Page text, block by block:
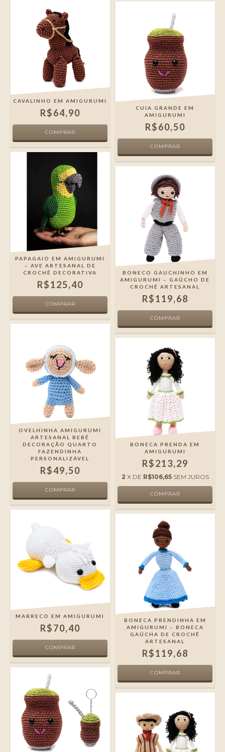
CAVALINHO EM AMIGURUMI
R$64,90
CUIA GRANDE EM
AMIGURUMI
R$60,50
PAPAGAIO EM AMIGURUMI
– AVE ARTESANAL DE
CROCHÊ DECORATIVA
R$125,40
BONECO GAUCHINHO EM
AMIGURUMI – GAÚCHO DE
CROCHÊ ARTESANAL
R$119,68
OVELHINHA AMIGURUMI
ARTESANAL BEBÊ
DECORAÇÃO QUARTO
FAZENDINHA
PERSONALIZÁVEL
R$49,50
BONECA PRENDA EM
AMIGURUMI
R$213,29
2 X DE R$106,65 SEM JUROS
MARRECO EM AMIGURUMI
R$70,40
BONECA PRENDINHA EM
AMIGURUMI – BONECA
GAÚCHA DE CROCHÊ
ARTESANAL
R$119,68